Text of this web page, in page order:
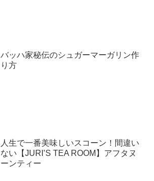
バッハ家秘伝のシュガーマーガリン作
り方
人生で一番美味しいスコーン！間違い
ない【JURI’S TEA ROOM】アフタヌ
ーンティー